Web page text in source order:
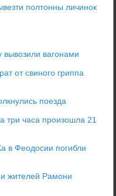
полтонны личинок
вывозили вагонами
от свиного гриппа
поезда
три часа произошла 21
в Феодосии погибли
жителей Рамони